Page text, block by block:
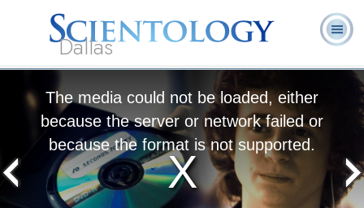
Dallas
Voluntarios
Libros
The media could not be loaded, either
because the server or network failed or
because the format is not supported.